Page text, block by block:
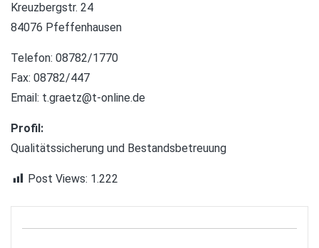
Kreuzbergstr. 24
84076 Pfeffenhausen
Telefon: 08782/1770
Fax: 08782/447
Email: t.graetz@t-online.de
Profil:
Qualitätssicherung und Bestandsbetreuung
Post Views: 1.222